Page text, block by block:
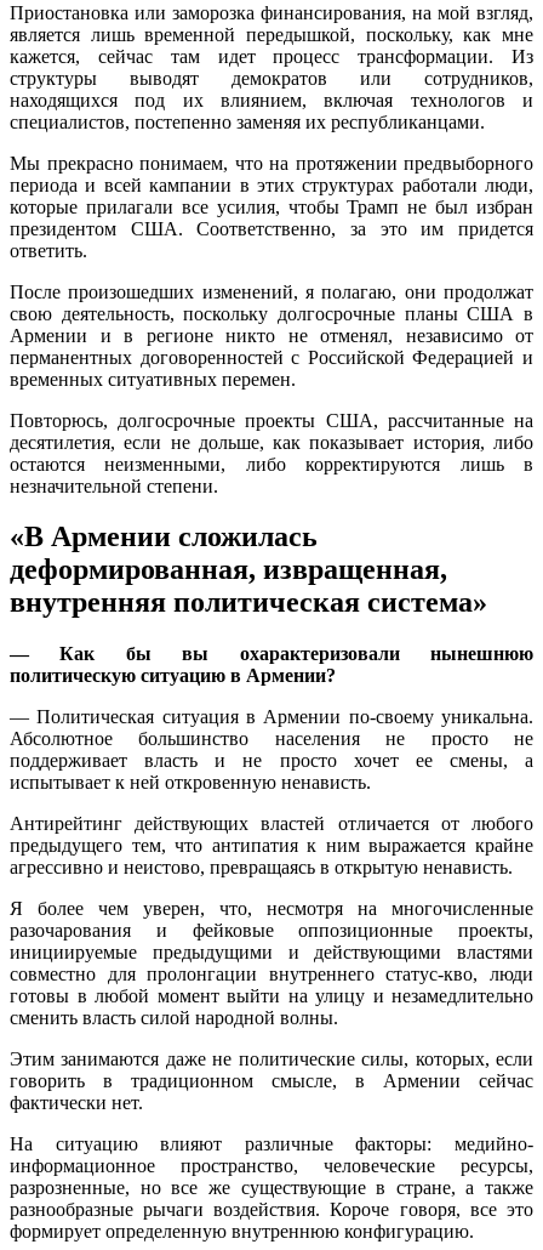
Приостановка или заморозка финансирования, на мой взгляд,
является лишь временной передышкой, поскольку, как мне
кажется, сейчас там идет процесс трансформации. Из
структуры выводят демократов или сотрудников,
находящихся под их влиянием, включая технологов и
специалистов, постепенно заменяя их республиканцами.
Мы прекрасно понимаем, что на протяжении предвыборного
периода и всей кампании в этих структурах работали люди,
которые прилагали все усилия, чтобы Трамп не был избран
президентом США. Соответственно, за это им придется
ответить.
После произошедших изменений, я полагаю, они продолжат
свою деятельность, поскольку долгосрочные планы США в
Армении и в регионе никто не отменял, независимо от
перманентных договоренностей с Российской Федерацией и
временных ситуативных перемен.
Повторюсь, долгосрочные проекты США, рассчитанные на
десятилетия, если не дольше, как показывает история, либо
остаются неизменными, либо корректируются лишь в
незначительной степени.
«В Армении сложилась
деформированная, извращенная,
внутренняя политическая система»
— Как бы вы охарактеризовали нынешнюю
политическую ситуацию в Армении?
— Политическая ситуация в Армении по-своему уникальна.
Абсолютное большинство населения не просто не
поддерживает власть и не просто хочет ее смены, а
испытывает к ней откровенную ненависть.
Антирейтинг действующих властей отличается от любого
предыдущего тем, что антипатия к ним выражается крайне
агрессивно и неистово, превращаясь в открытую ненависть.
Я более чем уверен, что, несмотря на многочисленные
разочарования и фейковые оппозиционные проекты,
инициируемые предыдущими и действующими властями
совместно для пролонгации внутреннего статус-кво, люди
готовы в любой момент выйти на улицу и незамедлительно
сменить власть силой народной волны.
Этим занимаются даже не политические силы, которых, если
говорить в традиционном смысле, в Армении сейчас
фактически нет.
На ситуацию влияют различные факторы: медийно-
информационное пространство, человеческие ресурсы,
разрозненные, но все же существующие в стране, а также
разнообразные рычаги воздействия. Короче говоря, все это
формирует определенную внутреннюю конфигурацию.